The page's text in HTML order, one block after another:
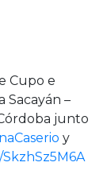
Cupo e
Sacayán –
junto
y